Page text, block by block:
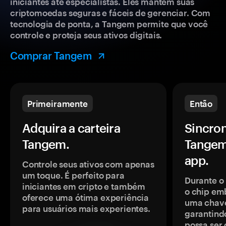
criptomoedas seguras e fáceis de gerenciar. Com
tecnologia de ponta, a Tangem permite que você
controle e proteja seus ativos digitais.
Comprar Tangem
Primeiramente
Adquira a carteira
Tangem.
Controle seus ativos com apenas
um toque. É perfeito para
iniciantes em cripto e também
oferece uma ótima experiência
para usuários mais experientes.
Então
app.
Durante
o chip
uma